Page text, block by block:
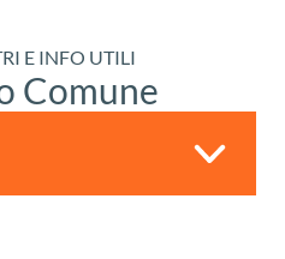
E INFO UTILI
Comune